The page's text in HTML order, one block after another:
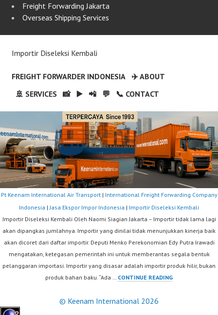
Freight Forwarding Jakarta
Overseas Shipping Services
Importir Diseleksi Kembali
FREIGHT FORWARDER INDONESIA
✈️ ABOUT
🚢 SERVICES
📸 ▶️ 📲 💬 📞 CONTACT
Pt Keenam International Air Transport| International Freight Forwarding Company
Indonesia | Jasa Ekspor Impor Indonesia | Importir Diseleksi Kembali
Importir Diseleksi Kembali Oleh Naomi Siagian Jakarta – Importir tidak lama lagi
akan dipangkas jumlahnya. Importir yang dinilai tidak menunjukkan kinerja baik
akan dicoret dari daftar importir. Deputi Menko Perekonomian Edy Putra Irawadi
mengatakan, ketegasan pemerintah ini untuk memberantas segala bentuk
pelanggaran importasi. Importir yang disasar adalah importir produk hilir, bukan
produk bahan baku. “Ada … CONTINUE READINGIMPORTIR
© Keenam International 2026